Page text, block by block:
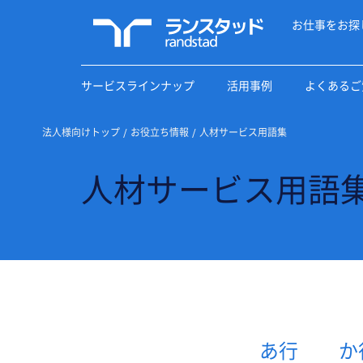
お仕事をお探
サービスラインナップ 活用事例 よくある
法人様向けトップ お役立ち情報 人材サービス用語集
人材サービス用語
あ行